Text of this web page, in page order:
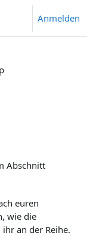
Anmelden
Abschnitt
euren
wie die
an der Reihe.